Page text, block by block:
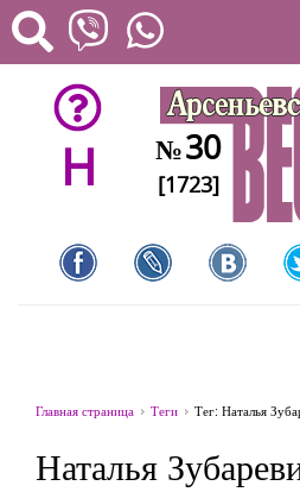
H №30
[1723]
Главная страница Теги Тег: Наталья
Наталья